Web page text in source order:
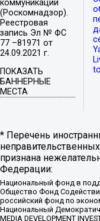
коммуникаций
(Роскомнадзор).
Реестровая
запись Эл № ФС
77 –81971 от
24.09.2021 г.
ПОКАЗАТЬ
БАННЕРНЫЕ
МЕСТА
* Перечень
признана
Федерации:
Национальный фонд в
Общество Фонд
российский фонд по
Национальный
MEDIA DEVELOPMENT